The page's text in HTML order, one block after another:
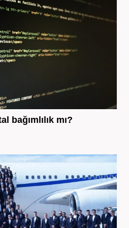
bağımlılık mı?